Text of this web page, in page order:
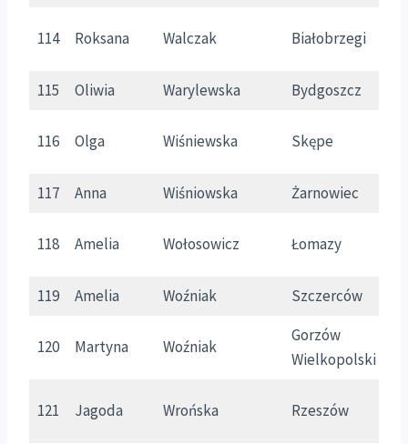
114 Roksana Walczak Białobrzegi
115 Oliwia Warylewska Bydgoszcz
116 Olga Wiśniewska Skępe
117 Anna Wiśniowska Żarnowiec
118 Amelia Wołosowicz Łomazy
119 Amelia Woźniak Szczerców
120 Martyna Woźniak
Gorzów
Wielkopolski
121 Jagoda Wrońska Rzeszów